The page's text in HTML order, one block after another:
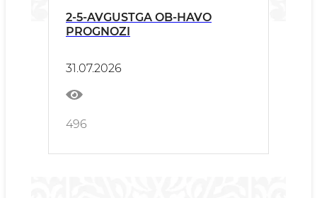
2-5-AVGUSTGA OB-HAVO
PROGNOZI
31.07.2026
496